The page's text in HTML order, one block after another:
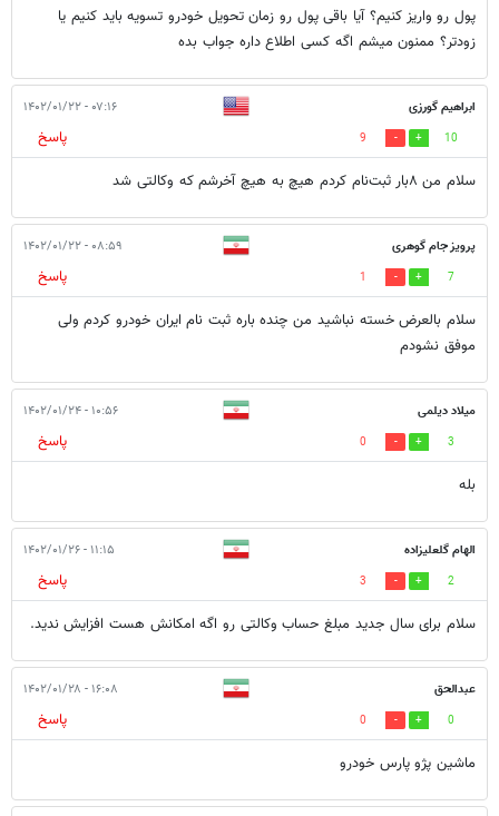
پول رو واریز کنیم؟ آيا باقی پول رو زمان تحویل خودرو تسویه باید کنیم یا
زودتر؟ ممنون میشم اگه کسی اطلاع داره جواب بده
ابراهیم گورزی ۰۷:۱۶ - ۱۴۰۲/۰۱/۲۲
10
9
پاسخ
سلام من ۸بار ثبت‌نام کردم هیچ به هیچ آخرشم که وکالتی شد
پرویز جام گوهری ۰۸:۵۹ - ۱۴۰۲/۰۱/۲۲
7
1
پاسخ
سلام بالعرض خسته نباشید من چنده باره ثبت نام ایران خودرو کردم ولی
موفق نشودم
میلاد دیلمی ۱۰:۵۶ - ۱۴۰۲/۰۱/۲۴
3
0
پاسخ
بله
الهام گلعلیزاده ۱۱:۱۵ - ۱۴۰۲/۰۱/۲۶
2
3
پاسخ
سلام برای سال جدید مبلغ حساب وکالتی رو اگه امکانش هست افزایش ندید.
عبدالحق ۱۶:۰۸ - ۱۴۰۲/۰۱/۲۸
0
0
پاسخ
ماشین پژو پارس خودرو